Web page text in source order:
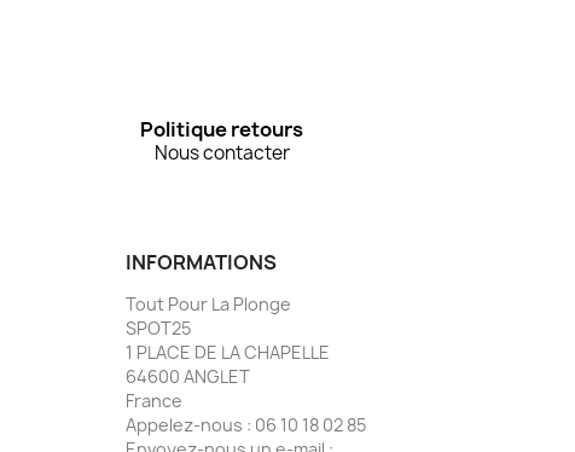
Politique retours
Nous contacter
INFORMATIONS
Tout Pour La Plonge
SPOT25
1 PLACE DE LA CHAPELLE
64600 ANGLET
France
Appelez-nous : 06 10 18 02 85